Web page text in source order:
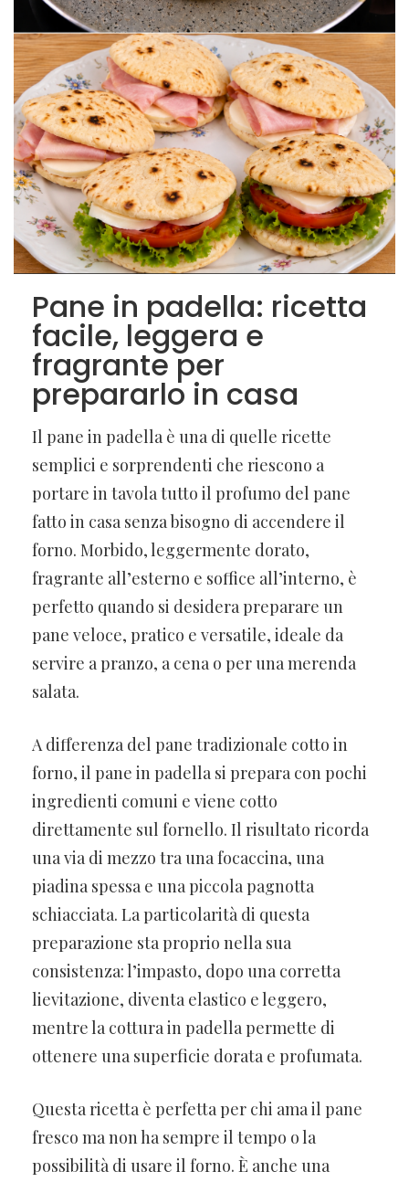
Pane in padella: ricetta
facile, leggera e
fragrante per
prepararlo in casa
Il pane in padella è una di quelle ricette
semplici e sorprendenti che riescono a
portare in tavola tutto il profumo del pane
fatto in casa senza bisogno di accendere il
forno. Morbido, leggermente dorato,
fragrante all’esterno e soffice all’interno, è
perfetto quando si desidera preparare un
pane veloce, pratico e versatile, ideale da
servire a pranzo, a cena o per una merenda
salata.
A differenza del pane tradizionale cotto in
forno, il pane in padella si prepara con pochi
ingredienti comuni e viene cotto
direttamente sul fornello. Il risultato ricorda
una via di mezzo tra una focaccina, una
piadina spessa e una piccola pagnotta
schiacciata. La particolarità di questa
preparazione sta proprio nella sua
consistenza: l’impasto, dopo una corretta
lievitazione, diventa elastico e leggero,
mentre la cottura in padella permette di
ottenere una superficie dorata e profumata.
Questa ricetta è perfetta per chi ama il pane
fresco ma non ha sempre il tempo o la
possibilità di usare il forno. È anche una